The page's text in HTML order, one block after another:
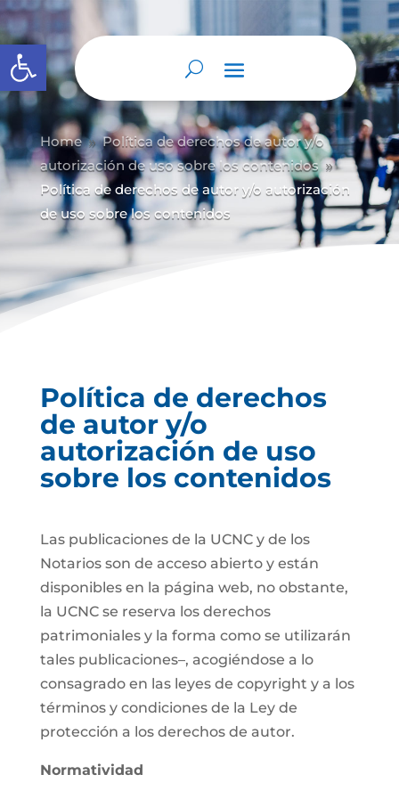
Abrir barra de herramientas
Home 9 Política de derechos de autor y/o
autorización de uso sobre los contenidos 9
Política de derechos de autor y/o autorización
de uso sobre los contenidos
Política de derechos
de autor y/o
autorización de uso
sobre los contenidos
Las publicaciones de la UCNC y de los
Notarios son de acceso abierto y están
disponibles en la página web, no obstante,
la UCNC se reserva los derechos
patrimoniales y la forma como se utilizarán
tales publicaciones–, acogiéndose a lo
consagrado en las leyes de copyright y a los
términos y condiciones de la Ley de
protección a los derechos de autor.
Normatividad